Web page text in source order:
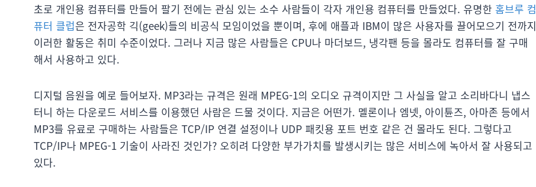
초로 개인용 컴퓨터를 만들어 팔기 전에는 관심 있는 소수 사람들이 각자 개인용 컴퓨터를 만들었다. 유명한 홈브루 컴
퓨터 클럽은 전자공학 긱(geek)들의 비공식 모임이었을 뿐이며, 후에 애플과 IBM이 많은 사용자를 끌어모으기 전까지
이러한 활동은 취미 수준이었다. 그러나 지금 많은 사람들은 CPU나 마더보드, 냉각팬 등을 몰라도 컴퓨터를 잘 구매
해서 사용하고 있다.
디지털 음원을 예로 들어보자. MP3라는 규격은 원래 MPEG-1의 오디오 규격이지만 그 사실을 알고 소리바다니 냅스
터니 하는 다운로드 서비스를 이용했던 사람은 드물 것이다. 지금은 어떤가. 멜론이나 엠넷, 아이튠즈, 아마존 등에서
MP3를 유료로 구매하는 사람들은 TCP/IP 연결 설정이나 UDP 패킷용 포트 번호 같은 건 몰라도 된다. 그렇다고
TCP/IP나 MPEG-1 기술이 사라진 것인가? 오히려 다양한 부가가치를 발생시키는 많은 서비스에 녹아서 잘 사용되고
있다.